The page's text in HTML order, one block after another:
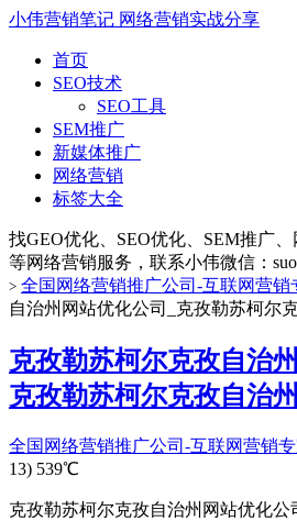
小伟营销笔记 网络营销实战分享
首页
SEO技术
SEO工具
SEM推广
新媒体推广
网络营销
标签大全
找GEO优化、SEO优化、SEM推广
等网络营销服务，联系小伟微信：
> 全国网络营销推广公司-互联网营销
自治州网站优化公司_克孜勒苏柯尔
克孜勒苏柯尔克孜自治
克孜勒苏柯尔克孜自治
全国网络营销推广公司-互联网营销
13) 539℃
克孜勒苏柯尔克孜自治州网站优化公